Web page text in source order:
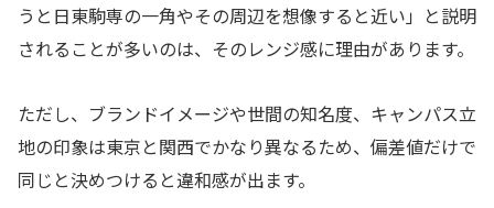
うと日東駒専の一角やその周辺を想像すると近い」と説明
されることが多いのは、そのレンジ感に理由があります。
ただし、ブランドイメージや世間の知名度、キャンパス立
地の印象は東京と関西でかなり異なるため、偏差値だけで
同じと決めつけると違和感が出ます。